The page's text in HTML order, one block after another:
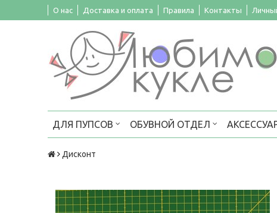
О нас Доставка и оплата Правила Контакты
ДЛЯ ПУПСОВ ОБУВНОЙ ОТДЕЛ
Дисконт